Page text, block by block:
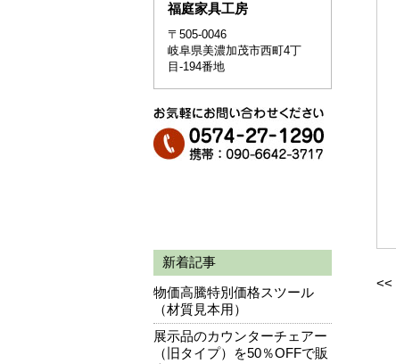
福庭家具工房
〒505-0046
岐阜県美濃加茂市西町4丁
目-194番地
新着記事
物価高騰特別価格スツール
（材質見本用）
展示品のカウンターチェアー
（旧タイプ）を50％OFFで販
<<